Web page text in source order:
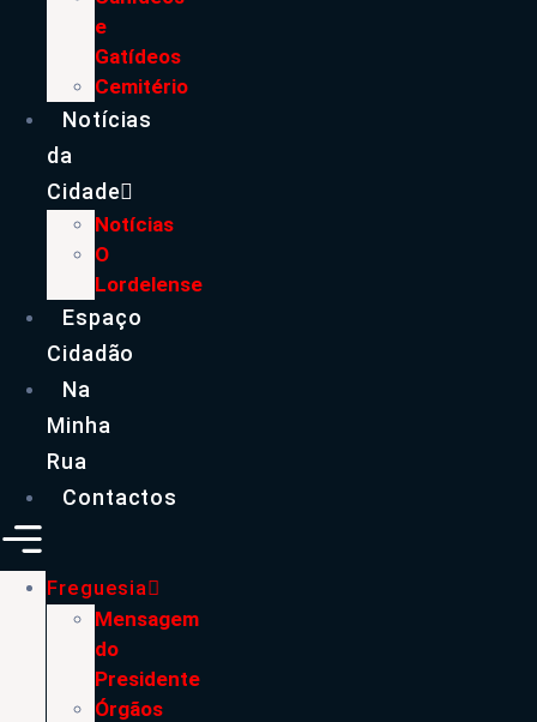
e
Gatídeos
Cemitério
Notícias
da
Cidade
Notícias
O
Lordelense
Espaço
Cidadão
Na
Minha
Rua
Contactos
Freguesia
Mensagem
do
Presidente
Órgãos